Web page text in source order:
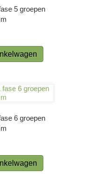
5 groepen
6 groepen